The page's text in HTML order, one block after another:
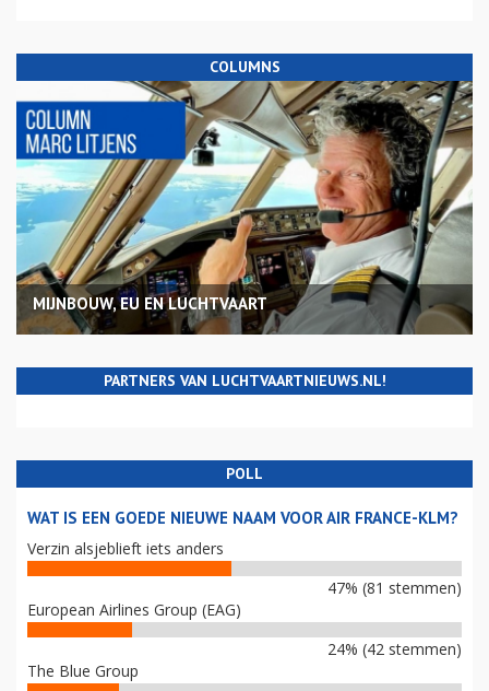
COLUMNS
MIJNBOUW, EU EN LUCHTVAART
PARTNERS VAN LUCHTVAARTNIEUWS.NL!
POLL
WAT IS EEN GOEDE NIEUWE NAAM VOOR AIR FRANCE-KLM?
Verzin alsjeblieft iets anders
47% (81 stemmen)
European Airlines Group (EAG)
24% (42 stemmen)
The Blue Group